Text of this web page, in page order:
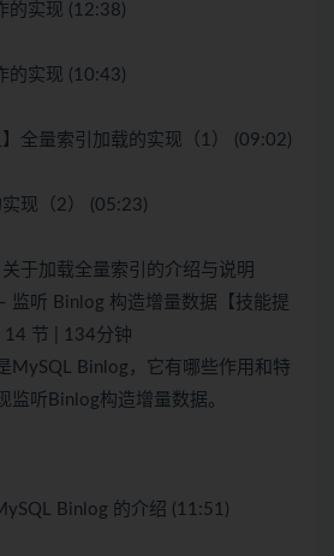
的实现 (12:38)
的实现 (10:43)
全量索引加载的实现（1） (09:02)
现（2） (05:23)
于加载全量索引的介绍与说明
监听 Binlog 构造增量数据【技能提
14 节 | 134分钟
MySQL Binlog，它有哪些作用和特
监听Binlog构造增量数据。
Binlog 的介绍 (11:51)